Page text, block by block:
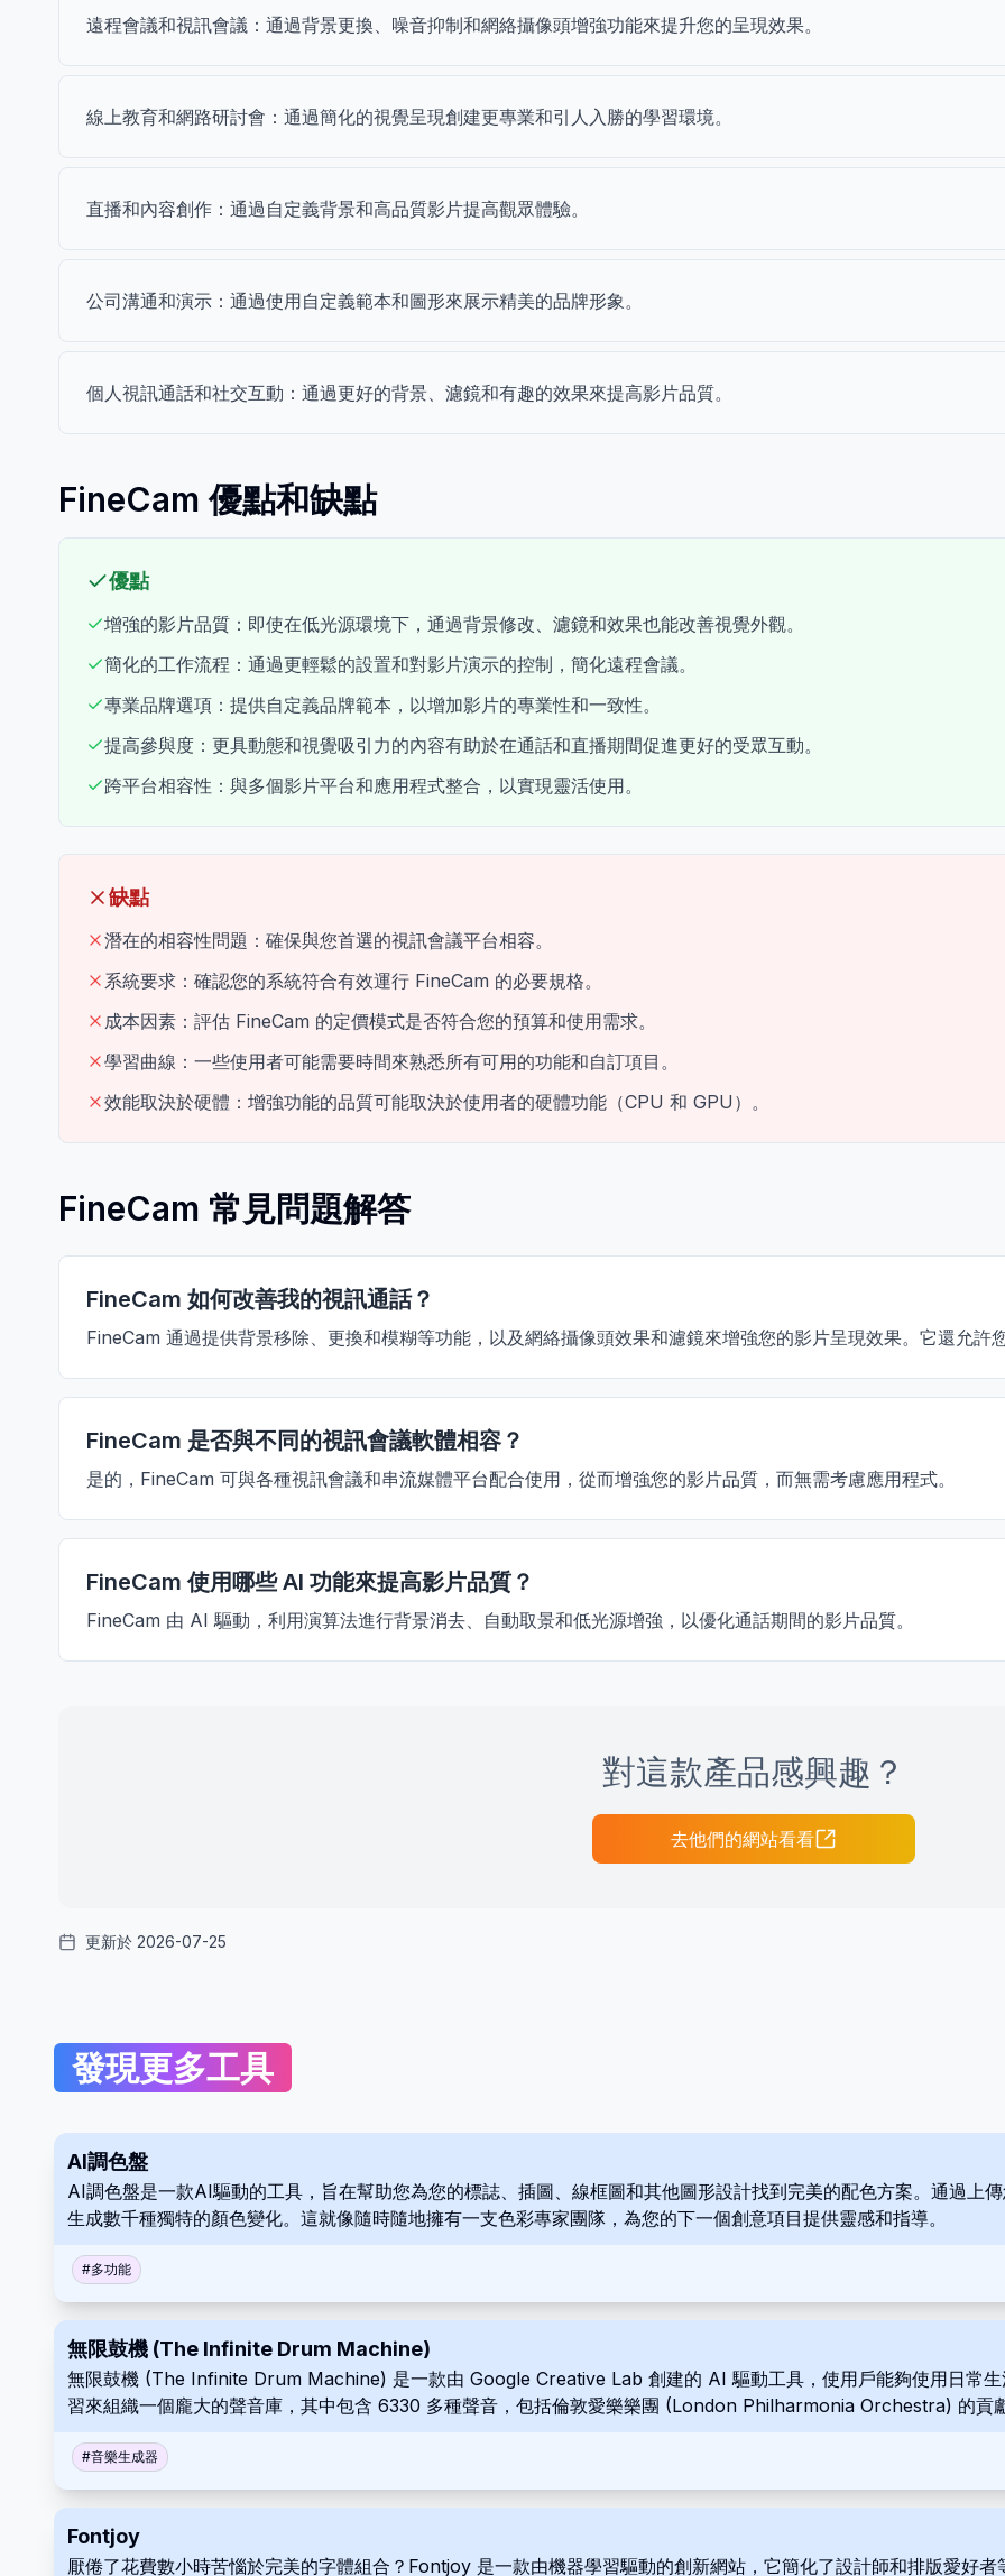
遠程會議和視訊會議：通過背景更換、噪音抑制和網絡攝像頭增強功能來提升您的呈現效果。
線上教育和網路研討會：通過簡化的視覺呈現創建更專業和引人入勝的學習環境。
直播和內容創作：通過自定義背景和高品質影片提高觀眾體驗。
公司溝通和演示：通過使用自定義範本和圖形來展示精美的品牌形象。
個人視訊通話和社交互動：通過更好的背景、濾鏡和有趣的效果來提高影片品質。
FineCam 優點和缺點
優點
增強的影片品質：即使在低光源環境下，通過背景修改、濾鏡和效果也能改善視覺外觀。
簡化的工作流程：通過更輕鬆的設置和對影片演示的控制，簡化遠程會議。
專業品牌選項：提供自定義品牌範本，以增加影片的專業性和一致性。
提高參與度：更具動態和視覺吸引力的內容有助於在通話和直播期間促進更好的受眾互動。
跨平台相容性：與多個影片平台和應用程式整合，以實現靈活使用。
缺點
潛在的相容性問題：確保與您首選的視訊會議平台相容。
系統要求：確認您的系統符合有效運行 FineCam 的必要規格。
成本因素：評估 FineCam 的定價模式是否符合您的預算和使用需求。
學習曲線：一些使用者可能需要時間來熟悉所有可用的功能和自訂項目。
效能取決於硬體：增強功能的品質可能取決於使用者的硬體功能（CPU 和 GPU）。
FineCam 常見問題解答
FineCam 如何改善我的視訊通話？
FineCam 通過提供背景移除、更換和模糊等功能，以及網絡攝像頭效果和濾鏡來增強您的影片呈現效果。它還允許
FineCam 是否與不同的視訊會議軟體相容？
是的，FineCam 可與各種視訊會議和串流媒體平台配合使用，從而增強您的影片品質，而無需考慮應用程式。
FineCam 使用哪些 AI 功能來提高影片品質？
FineCam 由 AI 驅動，利用演算法進行背景消去、自動取景和低光源增強，以優化通話期間的影片品質。
對這款產品感興趣？
去他們的網站看看
更新於 2026-07-25
發現更多工具
AI調色盤
AI調色盤是一款AI驅動的工具，旨在幫助您為您的標誌、插圖、線框圖和其他圖形設計找到完美的配色方案。通過上
生成數千種獨特的顏色變化。這就像隨時隨地擁有一支色彩專家團隊，為您的下一個創意項目提供靈感和指導。
#多功能
無限鼓機 (The Infinite Drum Machine)
無限鼓機 (The Infinite Drum Machine) 是一款由 Google Creative Lab 創建的 AI 驅動工具，使用戶能夠使用日常
習來組織一個龐大的聲音庫，其中包含 6330 多種聲音，包括倫敦愛樂樂團 (London Philharmonia Orchestra) 的貢
#音樂生成器
Fontjoy
厭倦了花費數小時苦惱於完美的字體組合？Fontjoy 是一款由機器學習驅動的創新網站，它簡化了設計師和排版愛好